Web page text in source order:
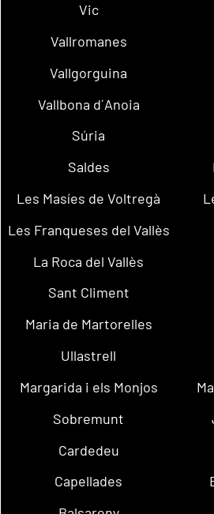
Vic
Vallromanes
Vallgorguina
Vallbona d´Anoia
Súria
Saldes
Les Masíes de Voltregà
Les Franqueses del Vallès
La Roca del Vallès
Sant Climent
Maria de Martorelles
Ullastrell
Margarida i els Monjos
Sobremunt
Cardedeu
Capellades